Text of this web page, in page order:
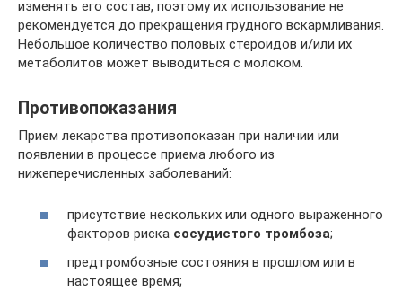
изменять его состав, поэтому их использование не
рекомендуется до прекращения грудного вскармливания.
Небольшое количество половых стероидов и/или их
метаболитов может выводиться с молоком.
Противопоказания
Прием лекарства противопоказан при наличии или
появлении в процессе приема любого из
нижеперечисленных заболеваний:
присутствие нескольких или одного выраженного
факторов риска сосудистого тромбоза;
предтромбозные состояния в прошлом или в
настоящее время;